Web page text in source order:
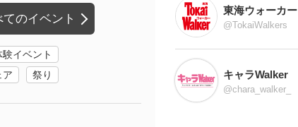
のイベント
験イベント
ア
祭り
東海ウォーカー
@TokaiWalkers
キャラWalker
@chara_walker_